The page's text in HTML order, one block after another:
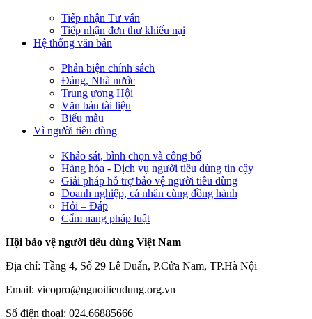
Tiếp nhận Tư vấn
Tiếp nhận đơn thư khiếu nại
Hệ thống văn bản
Phản biện chính sách
Đảng, Nhà nước
Trung ương Hội
Văn bản tài liệu
Biểu mẫu
Vì người tiêu dùng
Khảo sát, bình chọn và công bố
Hàng hóa - Dịch vụ người tiêu dùng tin cậy
Giải pháp hỗ trợ bảo vệ người tiêu dùng
Doanh nghiệp, cá nhân cùng đồng hành
Hỏi – Đáp
Cẩm nang pháp luật
Hội bảo vệ người tiêu dùng Việt Nam
Địa chỉ: Tầng 4, Số 29 Lê Duẩn, P.Cửa Nam, TP.Hà Nội
Email: vicopro@nguoitieudung.org.vn
Số điện thoại: 024.66885666